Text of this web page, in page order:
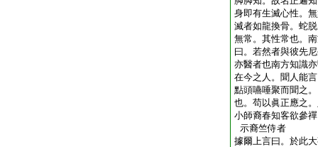
身即有生滅心性。
滅者如龍換骨。蛇
無常。其性常也。
曰。若然者與彼先
亦醫者也南方知識
在今之人。聞人能
點頭嚥唾聚而聞之
也。苟以眞正應之
小師裔春知客欲參
示裔竺侍者
據爾上言曰。於此